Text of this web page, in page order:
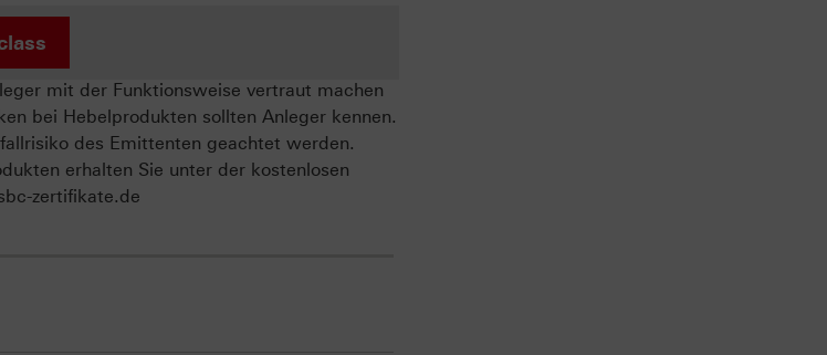
mit der Funktionsweise vertraut machen
bei Hebelprodukten sollten Anleger kennen.
des Emittenten geachtet werden.
erhalten Sie unter der kostenlosen
zertifikate.de